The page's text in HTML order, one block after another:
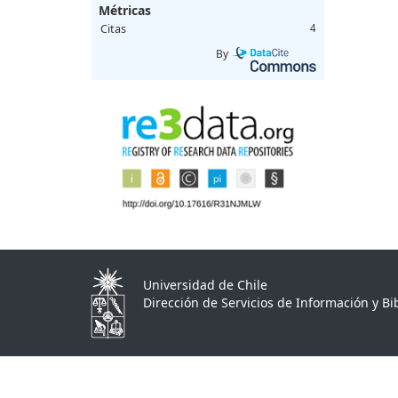
Métricas
Citas 4
By
Universidad de Chile
Dirección de Servicios de Información y